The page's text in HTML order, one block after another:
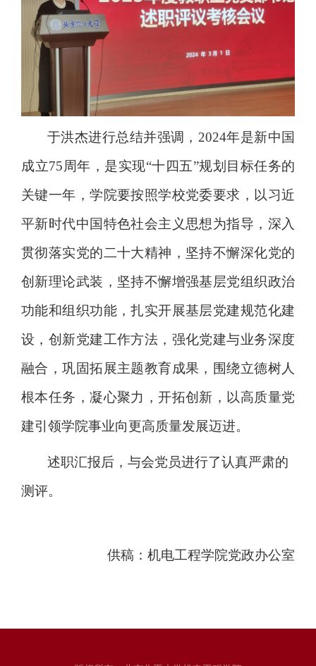
于洪杰进行总结并强调， 2024年是新中国
成立75周年，是实现“十四五”规划目标任务的
关键一年，学院要按照学校党委要求，以习近
平新时代中国特色社会主义思想为指导，深入
贯彻落实党的二十大精神，坚持不懈深化党的
创新理论武装，坚持不懈增强基层党组织政治
功能和组织功能，扎实开展基层党建规范化建
设，创新党建工作方法，强化党建与业务深度
融合，巩固拓展主题教育成果，围绕立德树人
根本任务，凝心聚力，开拓创新，以高质量党
建引领学院事业向更高质量发展迈进。
述职汇报后，与会党员进行了认真严肃的
测评。
供稿：机电工程学院党政办公室